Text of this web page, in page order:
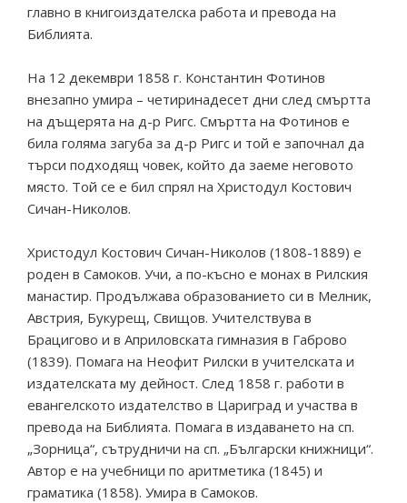
главно в книгоиздателска работа и превода на
Библията.
На 12 декември 1858 г. Константин Фотинов
внезапно умира – четиринадесет дни след смъртта
на дъщерята на д-р Ригс. Смъртта на Фотинов е
била голяма загуба за д-р Ригс и той е започнал да
търси подходящ човек, който да заеме неговото
място. Той се е бил спрял на Христодул Костович
Сичан-Николов.
Христодул Костович Сичан-Николов (1808-1889) е
роден в Самоков. Учи, а по-късно е монах в Рилския
манастир. Продължава образованието си в Мелник,
Австрия, Букурещ, Свищов. Учителствува в
Брацигово и в Априловската гимназия в Габрово
(1839). Помага на Неофит Рилски в учителската и
издателската му дейност. След 1858 г. работи в
евангелското издателство в Цариград и участва в
превода на Библията. Помага в издаването на сп.
„Зорница“, сътрудничи на сп. „Български книжници“.
Автор е на учебници по аритметика (1845) и
граматика (1858). Умира в Самоков.